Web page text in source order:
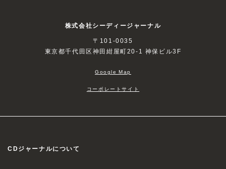
株式会社シーディージャーナル
〒101-0035
東京都千代田区神田紺屋町20-1 神保ビル3F
Google Map
コーポレートサイト
CDジャーナルについて